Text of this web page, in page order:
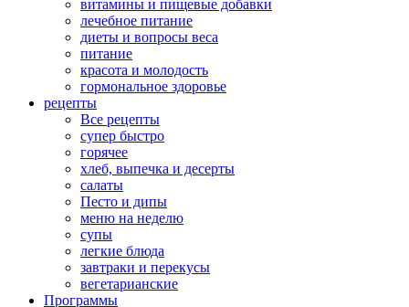
витамины и пищевые добавки
лечебное питание
диеты и вопросы веса
питание
красота и молодость
гормональное здоровье
рецепты
Все рецепты
супер быстро
горячее
хлеб, выпечка и десерты
салаты
Песто и дипы
меню на неделю
супы
легкие блюда
завтраки и перекусы
вегетарианские
Программы